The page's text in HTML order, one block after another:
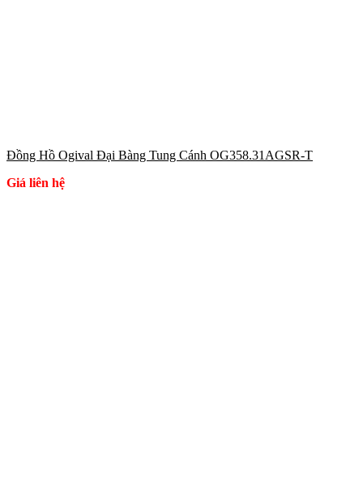
Đồng Hồ Ogival Đại Bàng Tung Cánh OG358.31AGSR-T
Giá liên hệ